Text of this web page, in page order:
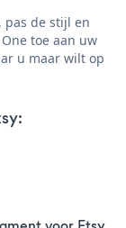
pas de stijl en
toe aan uw
u maar wilt op